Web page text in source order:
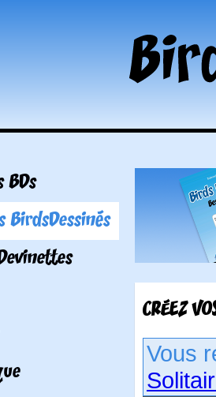
BDs
BirdsDessinés
CRÉEZ
Vous